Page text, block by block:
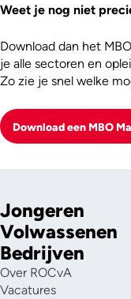
Weet je nog niet
Download dan het
je alle sectoren en
Zo zie je snel welke
Download een MBO
Jongeren
Volwassenen
Bedrijven
Over ROCvA
Vacatures